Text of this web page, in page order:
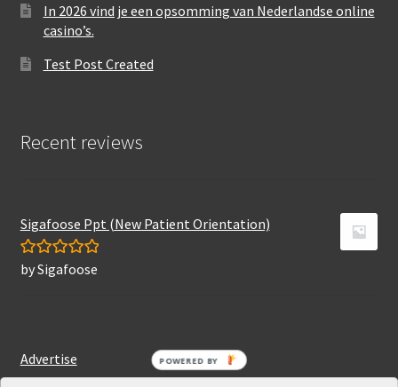
In 2026 vind je een opsomming van Nederlandse online
casino’s.
Test Post Created
Recent reviews
Sigafoose Ppt (New Patient Orientation)
Rated5out
by Sigafoose
Advertise POWERED BY